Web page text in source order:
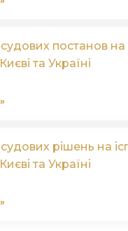
постанов на
та Україні
рішень на
та Україні